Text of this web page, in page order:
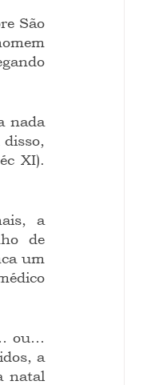
XI).
de
um
a
natal